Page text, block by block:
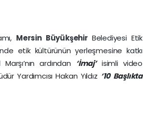
Mersin Büyükşehir Belediyesi Etik
etik kültürünün yerleşmesine katkı
ardından ‘İmaj’isimli video
Yardımcısı Hakan Yıldız ‘10 Başlıkta